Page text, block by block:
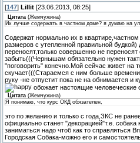
[147] Lillit [23.06.2013, 08:25]
Цитата (Жемчужина)
Их лучше содержать в частном доме? я думаю на
Содержат нормально их в
размеров с утепленной правильной
переносят,только совершенно не
забыть(((Чернышам обязательно нужен
"поговорить" конечно.Мой сейчас живет на
скучает(((Стараемся с ним больше
руку -не отпустит пока не на обнимается и
обожает настоящие человеческие
Цитата (Жемчужина)
Я понимаю, что курс ОКД обязателен,
это по желанию и только с года,ЗКС не
официально станет "декорацией"т.е.
заниматься надо чтоб как то справляться
Городская Собака-можно его и